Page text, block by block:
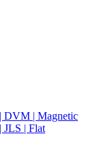
DVM | Magnetic
JLS | Flat